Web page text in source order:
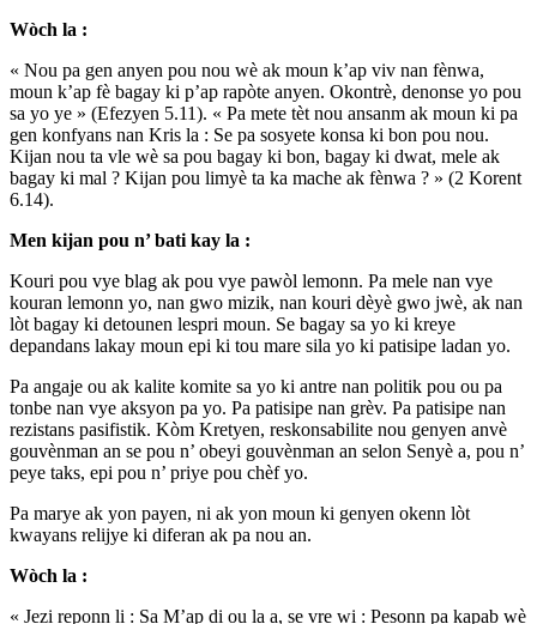
Wòch la :
« Nou pa gen anyen pou nou wè ak moun k’ap viv nan fènwa,
moun k’ap fè bagay ki p’ap rapòte anyen. Okontrè, denonse yo pou
sa yo ye » (Efezyen 5.11). « Pa mete tèt nou ansanm ak moun ki pa
gen konfyans nan Kris la : Se pa sosyete konsa ki bon pou nou.
Kijan nou ta vle wè sa pou bagay ki bon, bagay ki dwat, mele ak
bagay ki mal ? Kijan pou limyè ta ka mache ak fènwa ? » (2 Korent
6.14).
Men kijan pou n’ bati kay la :
Kouri pou vye blag ak pou vye pawòl lemonn. Pa mele nan vye
kouran lemonn yo, nan gwo mizik, nan kouri dèyè gwo jwè, ak nan
lòt bagay ki detounen lespri moun. Se bagay sa yo ki kreye
depandans lakay moun epi ki tou mare sila yo ki patisipe ladan yo.
Pa angaje ou ak kalite komite sa yo ki antre nan politik pou ou pa
tonbe nan vye aksyon pa yo. Pa patisipe nan grèv. Pa patisipe nan
rezistans pasifistik. Kòm Kretyen, reskonsabilite nou genyen anvè
gouvènman an se pou n’ obeyi gouvènman an selon Senyè a, pou n’
peye taks, epi pou n’ priye pou chèf yo.
Pa marye ak yon payen, ni ak yon moun ki genyen okenn lòt
kwayans relijye ki diferan ak pa nou an.
Wòch la :
« Jezi reponn li : Sa M’ap di ou la a, se vre wi : Pesonn pa kapab wè